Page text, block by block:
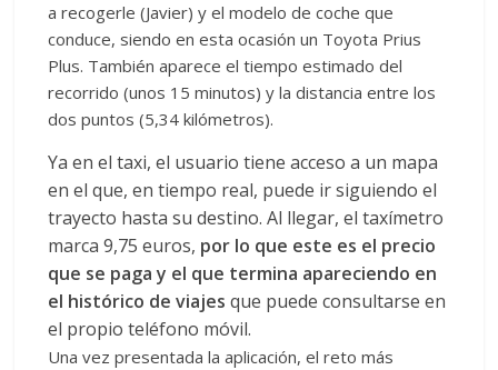
a recogerle (Javier) y el modelo de coche que
conduce, siendo en esta ocasión un Toyota Prius
Plus. También aparece el tiempo estimado del
recorrido (unos 15 minutos) y la distancia entre los
dos puntos (5,34 kilómetros).
Ya en el taxi, el usuario tiene acceso a un mapa
en el que, en tiempo real, puede ir siguiendo el
trayecto hasta su destino. Al llegar, el taxímetro
marca 9,75 euros, por lo que este es el precio
que se paga y el que termina apareciendo en
el histórico de viajes que puede consultarse en
el propio teléfono móvil.
Una vez presentada la aplicación, el reto más